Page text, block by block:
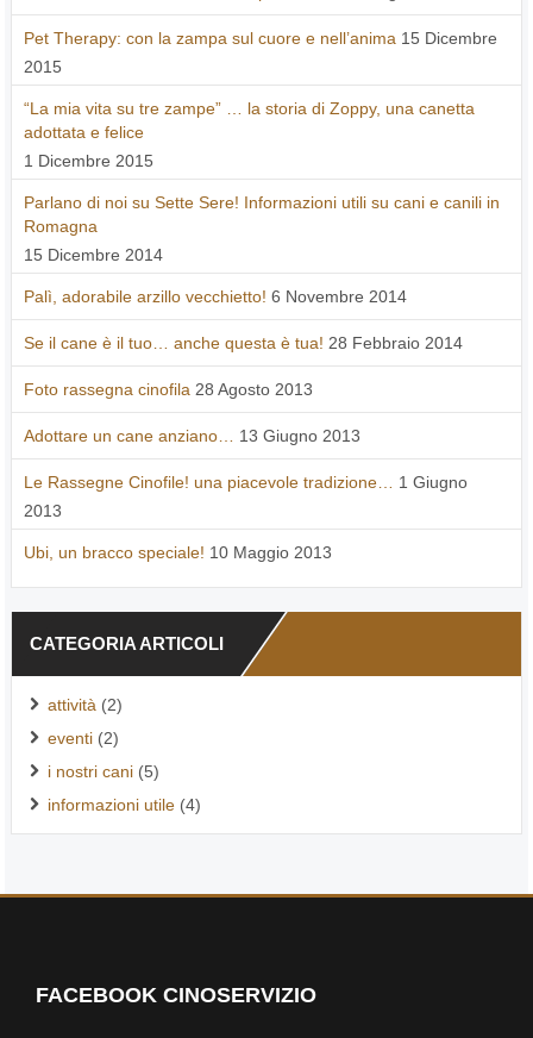
Pet Therapy: con la zampa sul cuore e nell’anima 15 Dicembre
2015
“La mia vita su tre zampe” … la storia di Zoppy, una canetta
adottata e felice
1 Dicembre 2015
Parlano di noi su Sette Sere! Informazioni utili su cani e canili in
Romagna
15 Dicembre 2014
Palì, adorabile arzillo vecchietto! 6 Novembre 2014
Se il cane è il tuo… anche questa è tua! 28 Febbraio 2014
Foto rassegna cinofila 28 Agosto 2013
Adottare un cane anziano… 13 Giugno 2013
Le Rassegne Cinofile! una piacevole tradizione…
1 Giugno
2013
Ubi, un bracco speciale! 10 Maggio 2013
CATEGORIA ARTICOLI
attività (2)
eventi(2)
i nostri cani(5)
informazioni utile(4)
FACEBOOK CINOSERVIZIO